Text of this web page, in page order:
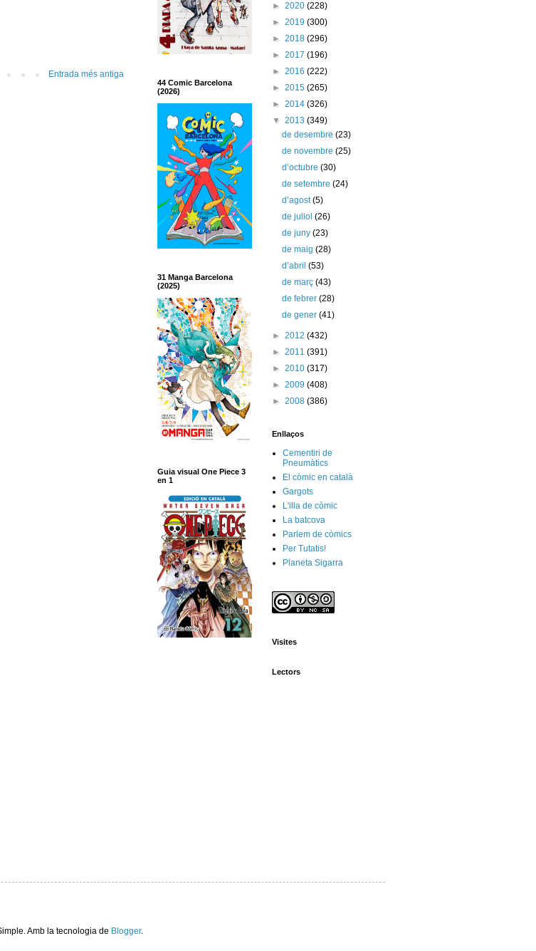
Entrada més antiga
44 Comic Barcelona
(2026)
31 Manga Barcelona
(2025)
Guia visual One Piece 3
en 1
► 2020 (228)
► 2019 (300)
► 2018 (296)
► 2017 (196)
► 2016 (222)
► 2015 (265)
► 2014 (326)
▼ 2013 (349)
de desembre(23)
de novembre(25)
d’octubre(30)
de setembre(24)
d’agost(5)
de juliol(26)
de juny(23)
de maig(28)
d’abril(53)
de març(43)
de febrer(28)
de gener(41)
► 2012 (432)
► 2011 (391)
► 2010 (317)
► 2009 (408)
► 2008 (386)
Enllaços
Cementiri de
Pneumàtics
El còmic en català
Gargots
L'illa de còmic
La batcova
Parlem de còmics
Per Tutatis!
Planeta Sigarra
Visites
Lectors
Amb la tecnologia de Blogger.